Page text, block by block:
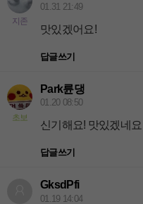
지존
01.31 21:49
맛있겠어요!
답글쓰기
초보
Park륜댕
01.20 08:50
신기해요! 맛있겠네요
답글쓰기
GksdPfi
01.19 14:04